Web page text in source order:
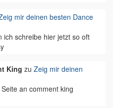
mir deinen besten Dance
ich schreibe hier jetzt so oft
King zu Zeig mir deinen
an comment king